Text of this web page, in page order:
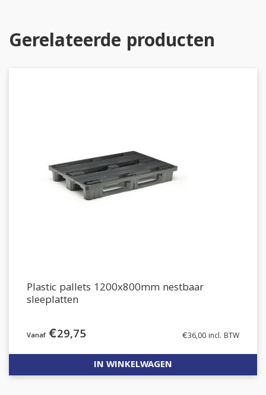
Gerelateerde producten
Plastic pallets 1200x800mm nestbaar
sleeplatten
€29,75 €36,00 incl. BTW
IN WINKELWAGEN